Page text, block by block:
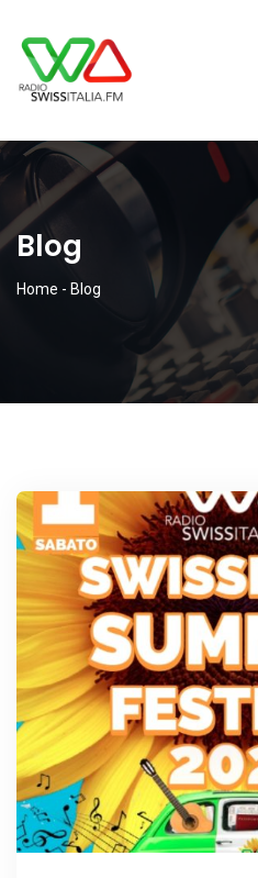
Blog
Home - Blog